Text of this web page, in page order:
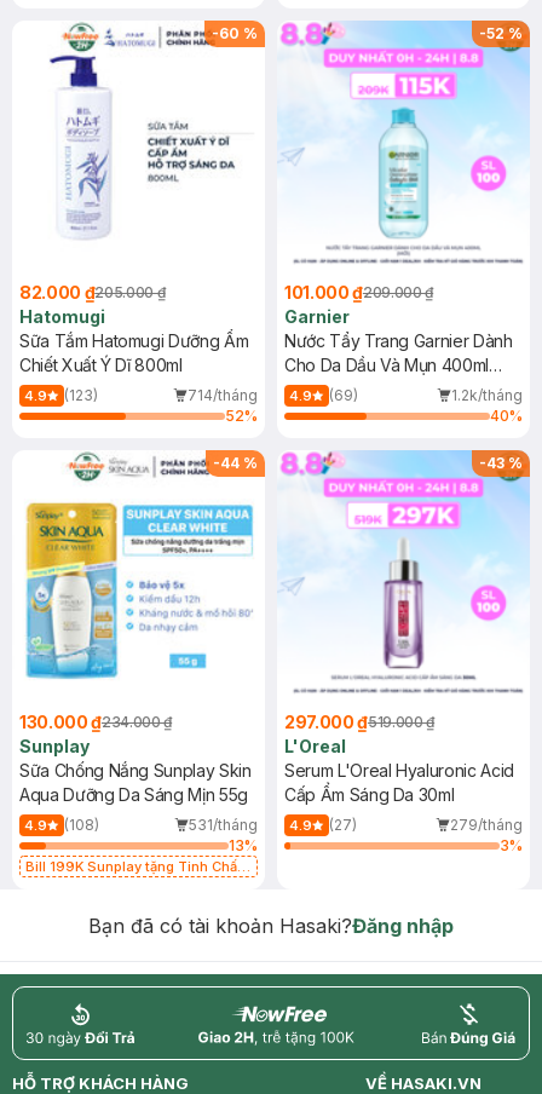
(SL có hạn)
-60 %
82.000 ₫205.000 ₫
Hatomugi
Sữa Tắm Hatomugi Dưỡng Ẩm
Chiết Xuất Ý Dĩ 800ml
4.9 (123)
714/tháng
52%
-52%
101.000 ₫209.000 ₫
Garnier
Nước Tẩy Trang Garnier Dành
Cho Da Dầu Và Mụn 400ml
(Mới)
4.9 (69)
1.2k/tháng
40%
-44 %
130.000 ₫234.000 ₫
Sunplay
Sữa Chống Nắng Sunplay Skin
Aqua Dưỡng Da Sáng Mịn 55g
4.9 (108)
531/tháng
13%
Bill 199K Sunplay tặng Tinh Chất
-43%
297.000 ₫519.000 ₫
L'Oreal
Serum L'Oreal Hyaluronic Acid
Cấp Ẩm Sáng Da 30ml
4.9 (27)
279/tháng
3%
Bạn đã có tài khoản Hasaki?Đăng nhập
return nowfree price
HỖ TRỢ KHÁCH HÀNG
VỀ HASAKI.VN